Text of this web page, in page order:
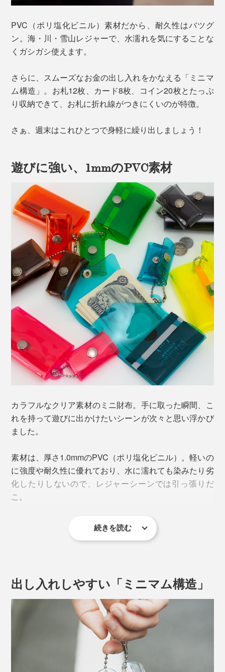
PVC（ポリ塩化ビニル）素材だから、耐久性はバツグ
ン。海・川・雪山レジャーで、水濡れを気にすることな
くガシガシ使えます。
さらに、スムーズなお金の出し入れをかなえる「ミニマ
ム構造」。お札12枚、カード8枚、コイン20枚とたっぷ
り収納できて、お札に折れ線がつきにくいのが特徴。
さぁ、週末はこれひとつで身軽に繰り出しましょう！
遊びに強い、1mmのPVC素材
カラフルなクリア素材のミニ財布。手に取った瞬間、こ
れを持って遊びに出かけたいシーンが次々と思い浮かび
ました。
素材は、厚さ1.0mmのPVC（ポリ塩化ビニル）。軽いの
に強度や耐久性に優れており、水に濡れても染みたり劣
化したりしないので、レジャーシーンでは引っ張りだ
こ。
続きを読む
出し入れしやすい「ミニマム構造」